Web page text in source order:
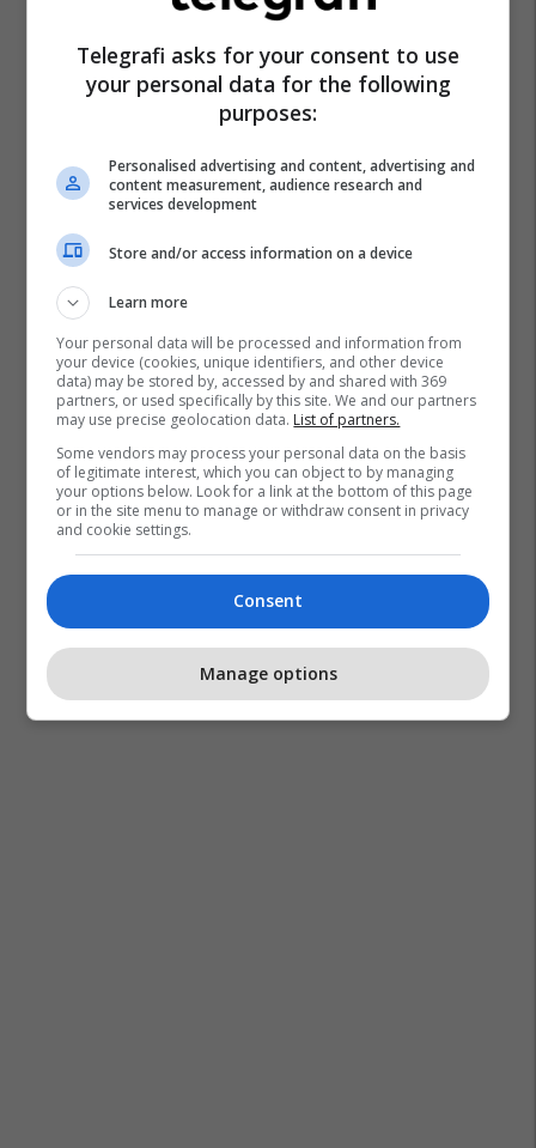
Telegrafi asks for your consent to use
your personal data for the following
purposes:
Personalised advertising and content, advertising and
content measurement, audience research and
services development
Store and/or access information on a device
Learn more
Your personal data will be processed and information from
your device (cookies, unique identifiers, and other device
data) may be stored by, accessed by and shared with 369
partners, or used specifically by this site. We and our partners
may use precise geolocation data. List of partners.
Some vendors may process your personal data on the basis
of legitimate interest, which you can object to by managing
your options below. Look for a link at the bottom of this page
or in the site menu to manage or withdraw consent in privacy
and cookie settings.
Consent
Manage options